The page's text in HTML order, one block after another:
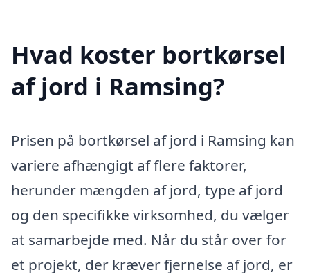
Hvad koster bortkørsel
af jord i Ramsing?
Prisen på bortkørsel af jord i Ramsing kan
variere afhængigt af flere faktorer,
herunder mængden af jord, type af jord
og den specifikke virksomhed, du vælger
at samarbejde med. Når du står over for
et projekt, der kræver fjernelse af jord, er